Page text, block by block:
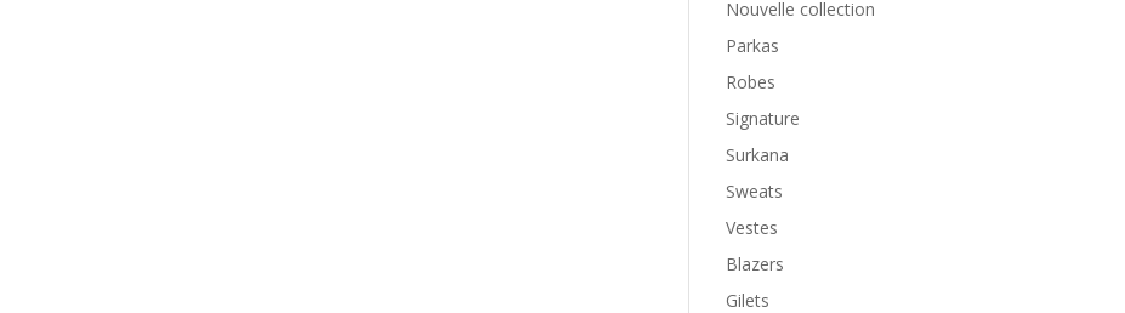
Nouvelle collection
Parkas
Robes
Signature
Surkana
Sweats
Vestes
Blazers
Gilets